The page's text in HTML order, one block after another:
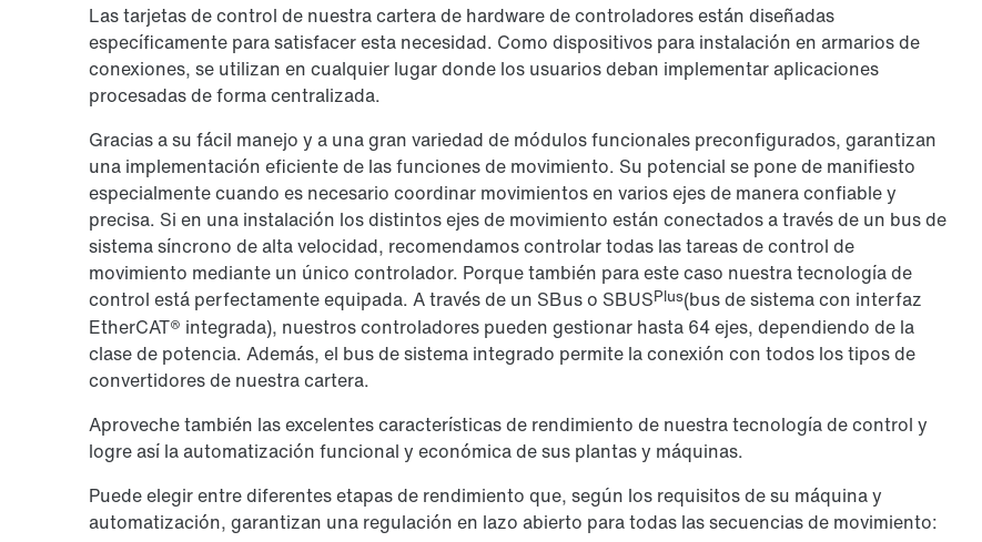
Las tarjetas de control de nuestra cartera de hardware de controladores están diseñadas
específicamente para satisfacer esta necesidad. Como dispositivos para instalación en armarios de
conexiones, se utilizan en cualquier lugar donde los usuarios deban implementar aplicaciones
procesadas de forma centralizada.
Gracias a su fácil manejo y a una gran variedad de módulos funcionales preconfigurados, garantizan
una implementación eficiente de las funciones de movimiento. Su potencial se pone de manifiesto
especialmente cuando es necesario coordinar movimientos en varios ejes de manera confiable y
precisa. Si en una instalación los distintos ejes de movimiento están conectados a través de un bus de
sistema síncrono de alta velocidad, recomendamos controlar todas las tareas de control de
movimiento mediante un único controlador. Porque también para este caso nuestra tecnología de
control está perfectamente equipada. A través de un SBus o SBUSPlus(bus de sistema con interfaz
EtherCAT® integrada), nuestros controladores pueden gestionar hasta 64 ejes, dependiendo de la
clase de potencia. Además, el bus de sistema integrado permite la conexión con todos los tipos de
convertidores de nuestra cartera.
Aproveche también las excelentes características de rendimiento de nuestra tecnología de control y
logre así la automatización funcional y económica de sus plantas y máquinas.
Puede elegir entre diferentes etapas de rendimiento que, según los requisitos de su máquina y
automatización, garantizan una regulación en lazo abierto para todas las secuencias de movimiento: